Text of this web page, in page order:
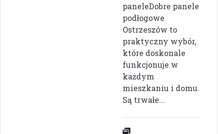
paneleDobre panele
podłogowe
Ostrzeszów to
praktyczny wybór,
które doskonale
funkcjonuje w
każdym
mieszkaniu i domu.
Są trwałe...